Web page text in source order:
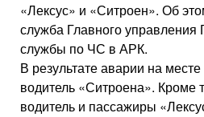
«Лексус» и «Ситроен». Об
служба Главного управления
службы по ЧС в АРК.
В результате аварии на
водитель «Ситроена». Кроме
водитель и пассажиры